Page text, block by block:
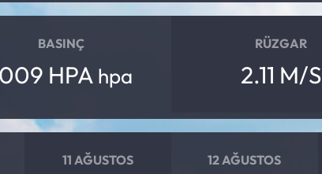
BASINÇ
HPA hpa
RÜZGAR
2.11 M/S
11 AĞUSTOS 12 AĞUSTOS